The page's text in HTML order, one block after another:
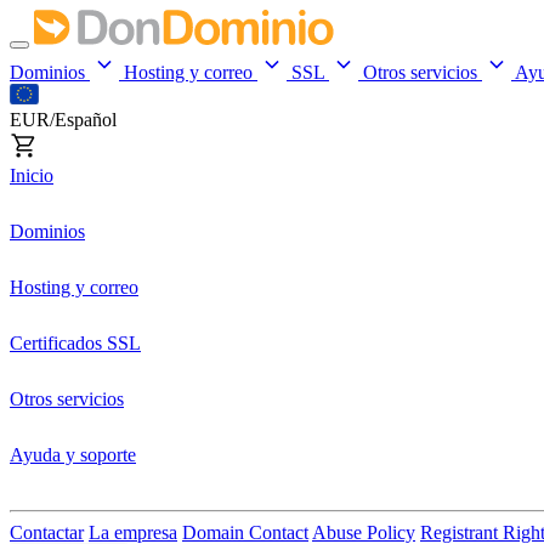
Dominios Hosting y correo SSL Otros servicios
EUR/Español
Inicio
Dominios
Hosting y correo
Certificados SSL
Otros servicios
Ayuda y soporte
Contactar La empresa Domain Contact Abuse Policy Registrant